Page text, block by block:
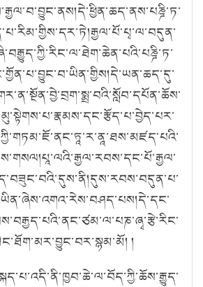
དེ་ཕྱིན་ཆད་ནས་པཎྜི་ཏ་
རྒྱལ་པོ་པྭ་ལ་བདུན་
དེ་ཡན་ཆད་དུ་
པཱ་ལའི་རྒྱལ་རབས་དང་པོ་རྒྱལ་
དུས་རབས་བདུན་པ་
དེ་དང་
།